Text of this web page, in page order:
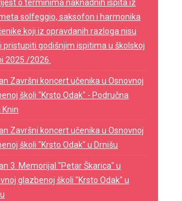
o terminima naknadnih ispita iz
solfeggio, saksofon i harmonika
koji iz opravdanih razloga nisu
pristupiti godišnjim ispitima u školskoj
2025./2026.
Završni koncert učenika u Osnovnoj
školi "Krsto Odak" - Područna
Knin
Završni koncert učenika u Osnovnoj
školi "Krsto Odak" u Drnišu
3. Memorijal "Petar Škarica" u
glazbenoj školi "Krsto Odak" u